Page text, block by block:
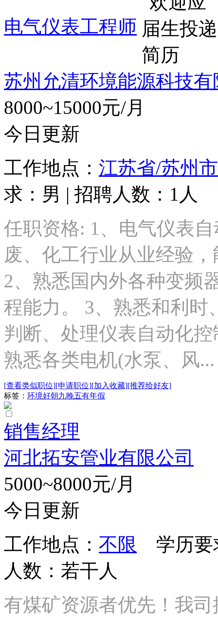
电气仪表工程师
苏州允清环境能源科技有
8000~15000元/月
今日更新
工作地点： 江苏省/苏州市
求：男 | 招聘人数：1人
任职资格: 1、电气仪表
废、化工行业从业经验
2、熟悉国内外各种变频
程能力。 3、熟悉和利时
判断、处理仪表自动化
熟悉各类电机(水泵、风...
[查看类似职位][申请职位][加入收藏][推荐给好友]
标签： 环境好朝九晚五有年假
销售经理
河北拓安管业有限公司
5000~8000元/月
今日更新
工作地点： 不限 学历要
人数：若干人
有煤矿资源者优先！我